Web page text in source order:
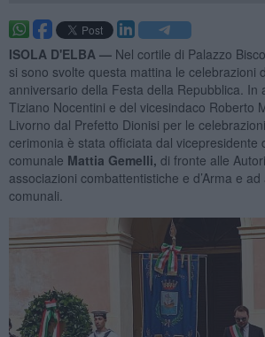
ISOLA D'ELBA — Nel cortile di Palazzo
si sono svolte questa mattina le celebrazioni
anniversario della Festa della Repubblica. In
Tiziano Nocentini e del vicesindaco Roberto
Livorno dal Prefetto Dionisi per le
cerimonia è stata officiata dal vicepresidente
comunale Mattia Gemelli, di fronte alle
associazioni combattentistiche e d’Arma e
comunali.